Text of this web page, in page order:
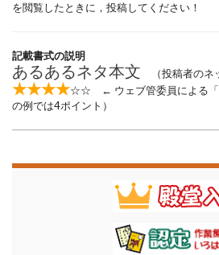
を閲覧したときに，投稿してください！
記載書式の説明
あるあるネタ本文 （投稿者のネ
★★★★☆☆ ← ウェブ管委員による「
の例では4ポイント）